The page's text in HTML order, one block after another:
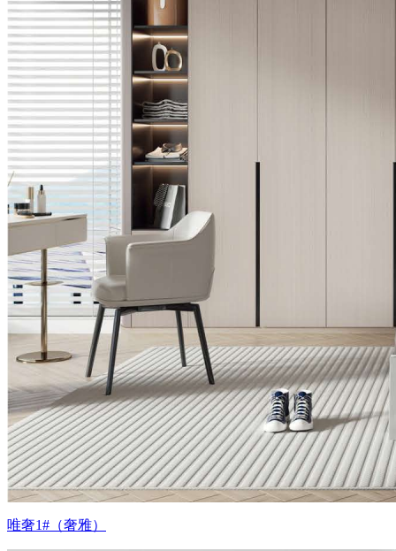
唯奢1#（奢雅）